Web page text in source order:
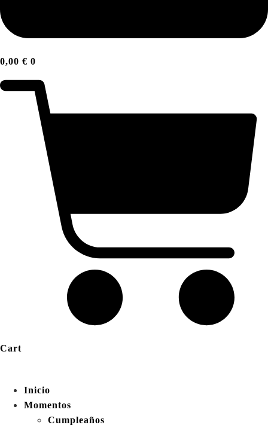
0,00 € 0
Cart
Inicio
Momentos
Cumpleaños